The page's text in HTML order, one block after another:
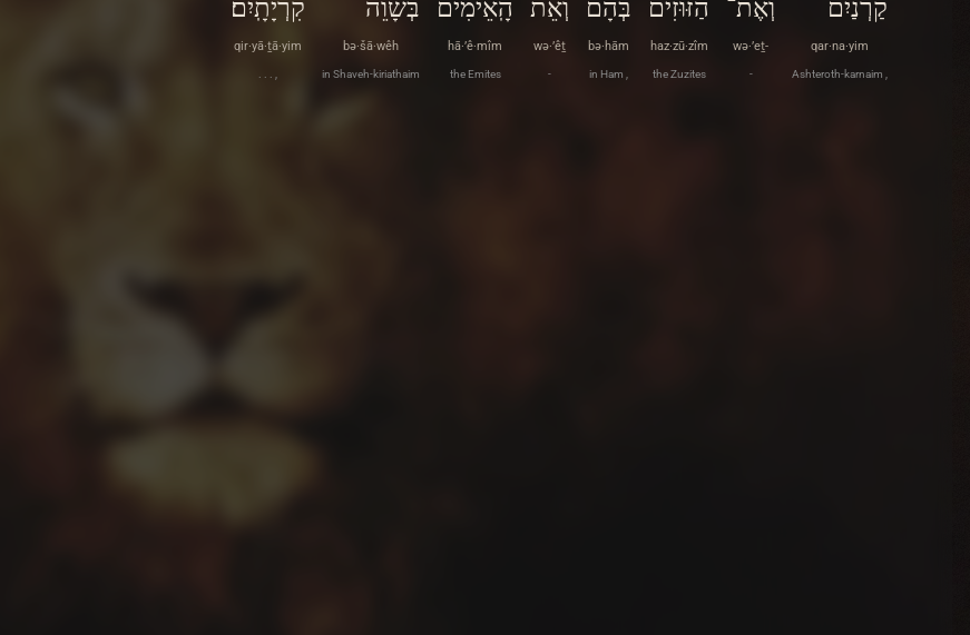
קַרְנַיִם
qar·na·yim
Ashteroth-karnaim ,
וְאֶת־
wə·’eṯ-
-
הַזּוּזִים
haz·zū·zîm
the Zuzites
בְּהָם
bə·hām
in Ham ,
וְאֵת
wə·’êṯ
-
הָֽאֵימִים
hā·’ê·mîm
the Emites
בְּשָׁוֵה
bə·šā·wêh
in Shaveh-kiriathaim
קִרְיָתָֽיִם׃
qir·yā·ṯā·yim
. . . ,